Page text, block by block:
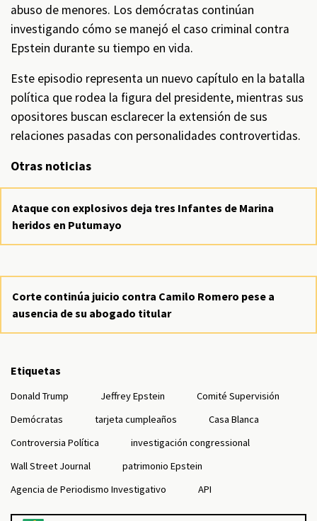
abuso de menores. Los demócratas continúan
investigando cómo se manejó el caso criminal contra
Epstein durante su tiempo en vida.
Este episodio representa un nuevo capítulo en la batalla
política que rodea la figura del presidente, mientras sus
opositores buscan esclarecer la extensión de sus
relaciones pasadas con personalidades controvertidas.
Otras noticias
Ataque con explosivos deja tres Infantes de Marina
heridos en Putumayo
Corte continúa juicio contra Camilo Romero pese a
ausencia de su abogado titular
Etiquetas
Donald Trump Jeffrey Epstein
Comité Supervisión
Demócratas
tarjeta cumpleaños
Casa Blanca
Controversia Política
investigación congressional
Wall Street Journal
patrimonio Epstein
Agencia de Periodismo Investigativo
API